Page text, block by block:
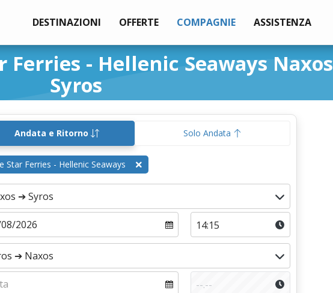
DESTINAZIONI OFFERTE COMPAGNIE ASSISTENZA
- Hellenic Seaways Naxos
Syros
Andata e Ritorno Solo Andata
Star Ferries - Hellenic Seaways